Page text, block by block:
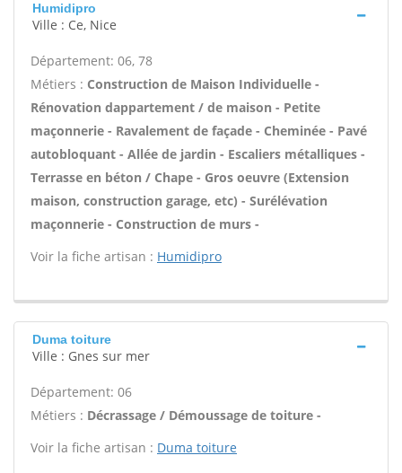
Humidipro
Ville : Ce, Nice
Département: 06, 78
Métiers : Construction de Maison Individuelle -
Rénovation dappartement / de maison - Petite
maçonnerie - Ravalement de façade - Cheminée - Pavé
autobloquant - Allée de jardin - Escaliers métalliques -
Terrasse en béton / Chape - Gros oeuvre (Extension
maison, construction garage, etc) - Surélévation
maçonnerie - Construction de murs -
Voir la fiche artisan : Humidipro
Duma toiture
Ville : Gnes sur mer
Département: 06
Métiers : Décrassage / Démoussage de toiture -
Voir la fiche artisan : Duma toiture